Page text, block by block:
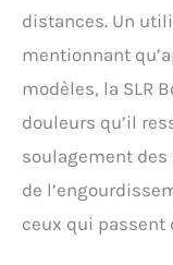
distances. Un
mentionnant
modèles, la SLR
douleurs qu’il
soulagement des
de
ceux qui passent